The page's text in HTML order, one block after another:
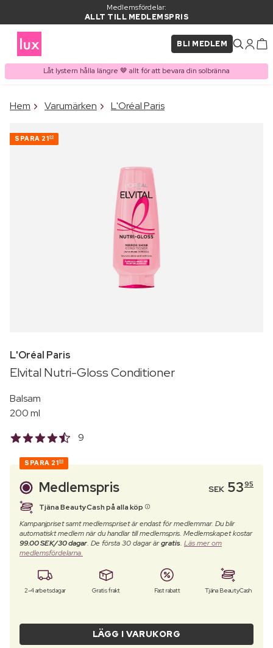
Medlemsfördelar:
ALLT TILL MEDLEMSPRIS
BLI MEDLEM
Låt lystern hålla längre 🤎 allt för att bevara din solbränna
PRODUKT I VARUKORGEN
Hem Varumärken L'Oréal Paris
SPARA 2100
L'Oréal Paris
Elvital Nutri-Gloss Conditioner
Balsam
200 ml
9
SPARA 2100
Medlemspris SEK 5395
Tjäna BeautyCash på alla köp
Kampanjpriset samt medlemspriset är endast för medlemmar. Du blir
automatiskt medlem när du handlar till medlemspris. Medlemskapet kostar
99.00 SEK/30 dagar. De första 30 dagar ärgratis. Läs mer om
medlemsfördelarna.
2-4 arbetsdagar Gratis frakt Fast rabatt Tjäna BeautyCash
LÄGG I VARUKORG